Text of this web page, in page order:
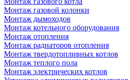
Монтаж газовой колонки
Монтаж дымоходов
Монтаж котельного оборудования
Монтаж отопления
Монтаж радиаторов отопления
Монтаж твердотопливных котлов
Монтаж теплого пола
Монтаж электрических котлов